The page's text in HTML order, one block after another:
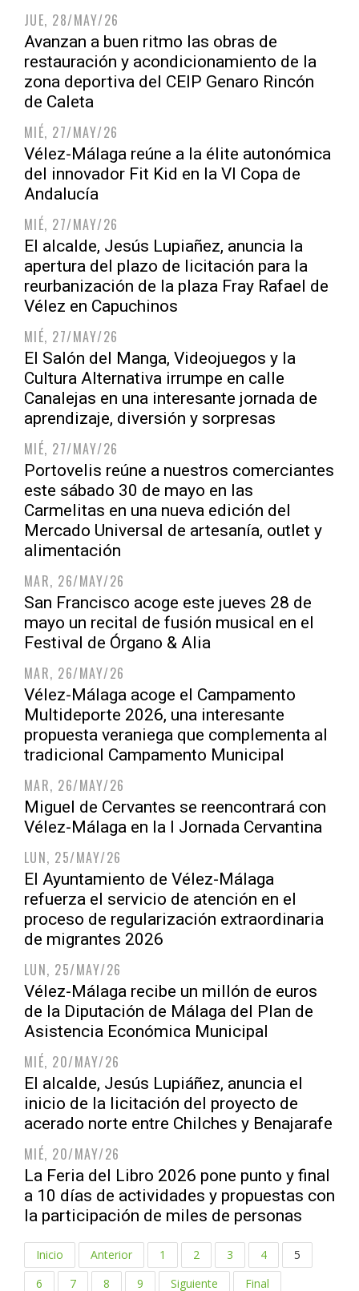
JUE, 28/MAY/26
Avanzan a buen ritmo las obras de
restauración y acondicionamiento de la
zona deportiva del CEIP Genaro Rincón
de Caleta
MIÉ, 27/MAY/26
Vélez-Málaga reúne a la élite autonómica
del innovador Fit Kid en la VI Copa de
Andalucía
MIÉ, 27/MAY/26
El alcalde, Jesús Lupiañez, anuncia la
apertura del plazo de licitación para la
reurbanización de la plaza Fray Rafael de
Vélez en Capuchinos
MIÉ, 27/MAY/26
El Salón del Manga, Videojuegos y la
Cultura Alternativa irrumpe en calle
Canalejas en una interesante jornada de
aprendizaje, diversión y sorpresas
MIÉ, 27/MAY/26
Portovelis reúne a nuestros comerciantes
este sábado 30 de mayo en las
Carmelitas en una nueva edición del
Mercado Universal de artesanía, outlet y
alimentación
MAR, 26/MAY/26
San Francisco acoge este jueves 28 de
mayo un recital de fusión musical en el
Festival de Órgano & Alia
MAR, 26/MAY/26
Vélez-Málaga acoge el Campamento
Multideporte 2026, una interesante
propuesta veraniega que complementa al
tradicional Campamento Municipal
MAR, 26/MAY/26
Miguel de Cervantes se reencontrará con
Vélez-Málaga en la I Jornada Cervantina
LUN, 25/MAY/26
El Ayuntamiento de Vélez-Málaga
refuerza el servicio de atención en el
proceso de regularización extraordinaria
de migrantes 2026
LUN, 25/MAY/26
Vélez-Málaga recibe un millón de euros
de la Diputación de Málaga del Plan de
Asistencia Económica Municipal
MIÉ, 20/MAY/26
El alcalde, Jesús Lupiáñez, anuncia el
inicio de la licitación del proyecto de
acerado norte entre Chilches y Benajarafe
MIÉ, 20/MAY/26
La Feria del Libro 2026 pone punto y final
a 10 días de actividades y propuestas con
la participación de miles de personas
Inicio Anterior 1 2 3 4
5
6
7 8 9 Siguiente Final